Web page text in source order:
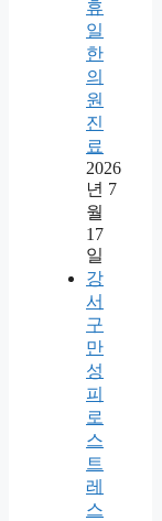
휴
일
한
의
원
진
료
2026
년 7
월
17
일
강
서
구
만
성
피
로
스
트
레
스